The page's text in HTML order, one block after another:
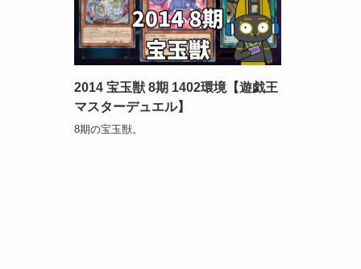
2014 宝玉獣 8期 1402環境【遊戯王
マスターデュエル】
8期の宝玉獣。